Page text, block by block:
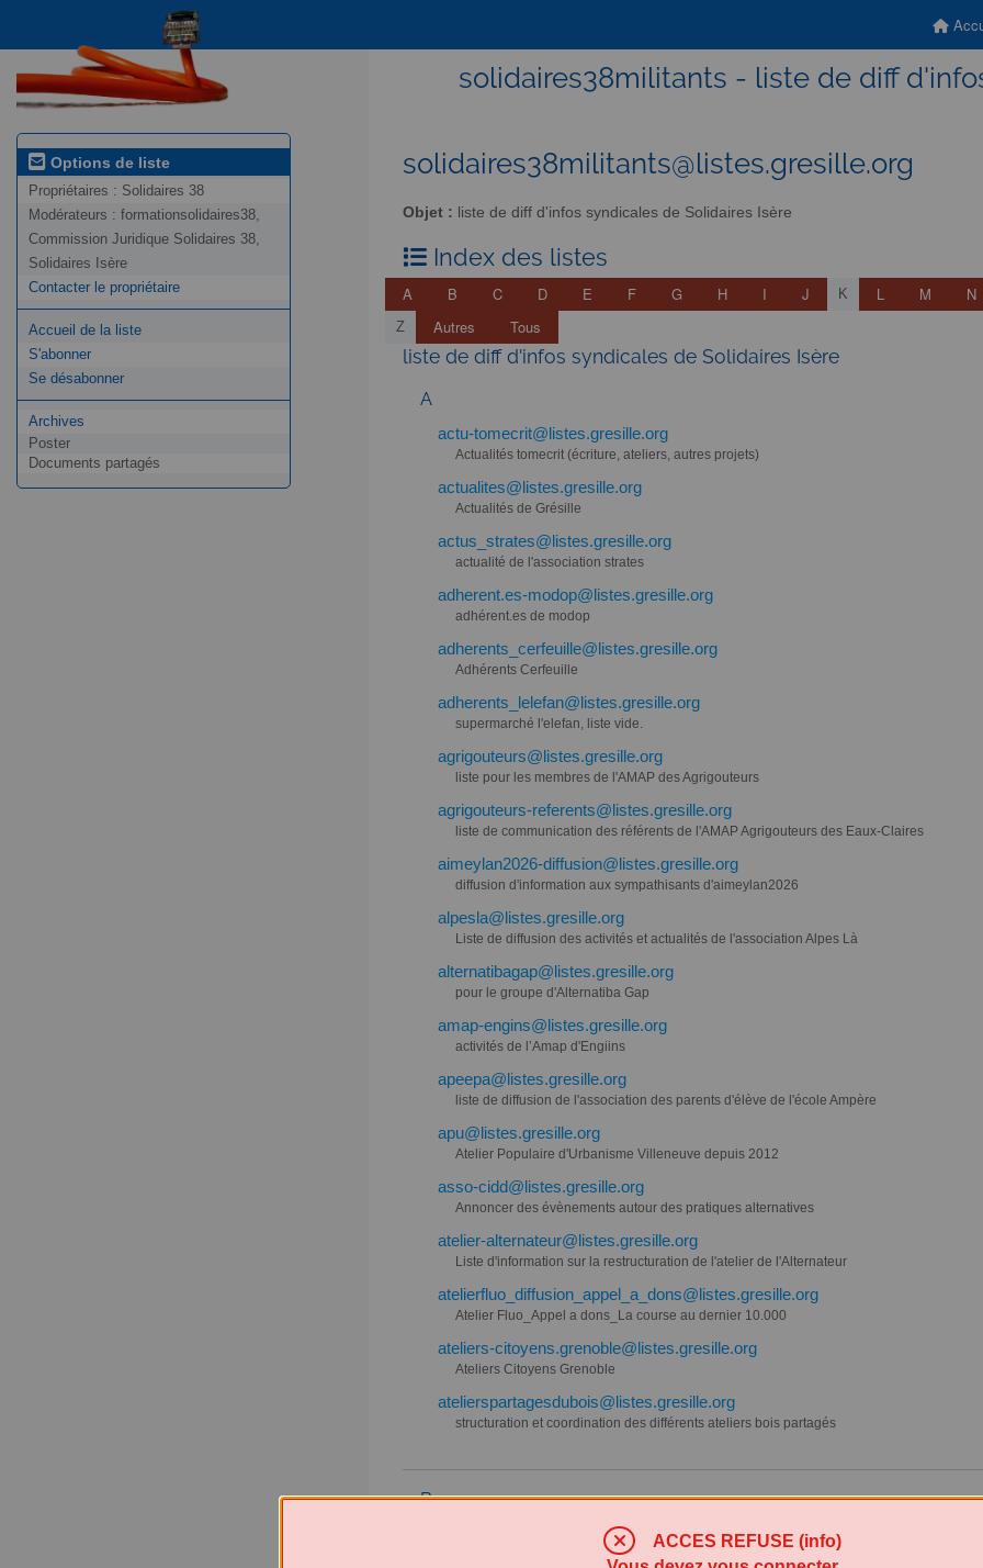
solidaires38militants - liste de diff
Options de liste
Propriétaires : Solidaires 38
Modérateurs : formationsolidaires38,
Commission Juridique Solidaires 38,
Solidaires Isère
Contacter le propriétaire
Accueil de la liste
S'abonner
Se désabonner
Archives
Poster
Documents partagés
solidaires38militants@listes.gresille.org
Objet : liste de diff d'infos syndicales de Solidaires Isère
Index des listes
A B C D E F G H I J K L M N
Z Autres Tous
liste de diff d'infos syndicales de Solidaires Isère
A
actu-tomecrit@listes.gresille.org
Actualités tomecrit (écriture, ateliers, autres projets)
actualites@listes.gresille.org
Actualités de Grésille
actus_strates@listes.gresille.org
actualité de l'association strates
adherent.es-modop@listes.gresille.org
adhérent.es de modop
adherents_cerfeuille@listes.gresille.org
Adhérents Cerfeuille
adherents_lelefan@listes.gresille.org
supermarché l'elefan, liste vide.
agrigouteurs@listes.gresille.org
liste pour les membres de l'AMAP des Agrigouteurs
agrigouteurs-referents@listes.gresille.org
liste de communication des référents de l'AMAP Agrigouteurs des Eaux-Claires
aimeylan2026-diffusion@listes.gresille.org
diffusion d'information aux sympathisants d'aimeylan2026
alpesla@listes.gresille.org
Liste de diffusion des activités et actualités de l'association Alpes Là
alternatibagap@listes.gresille.org
pour le groupe d'Alternatiba Gap
amap-engins@listes.gresille.org
activités de l’Amap d'Engiins
apeepa@listes.gresille.org
liste de diffusion de l'association des parents d'élève de l'école Ampère
apu@listes.gresille.org
Atelier Populaire d'Urbanisme Villeneuve depuis 2012
asso-cidd@listes.gresille.org
Annoncer des évènements autour des pratiques alternatives
atelier-alternateur@listes.gresille.org
Liste d'information sur la restructuration de l'atelier de l'Alternateur
atelierfluo_diffusion_appel_a_dons@listes.gresille.org
Atelier Fluo_Appel a dons_La course au dernier 10.000
ateliers-citoyens.grenoble@listes.gresille.org
Ateliers Citoyens Grenoble
atelierspartagesdubois@listes.gresille.org
structuration et coordination des différents ateliers bois partagés
B
beauvoir-en-lien@listes.gresille.org
liste d'entraide pour Beauvoir en Royans
ACCES REFUSE (info)